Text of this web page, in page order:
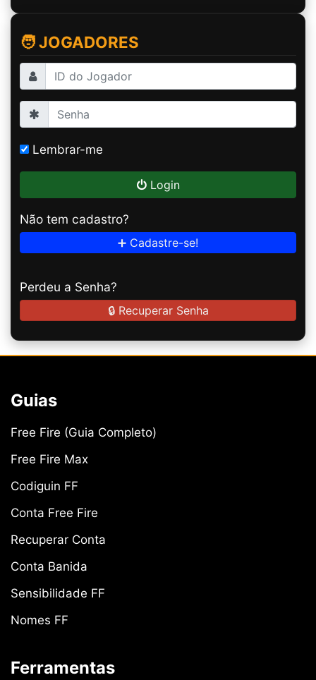
🧑 JOGADORES
Lembrar-me
Login
Não tem cadastro?
➕ Cadastre-se!
Perdeu a Senha?
🔒 Recuperar Senha
Guias
Free Fire (Guia Completo)
Free Fire Max
Codiguin FF
Conta Free Fire
Recuperar Conta
Conta Banida
Sensibilidade FF
Nomes FF
Ferramentas